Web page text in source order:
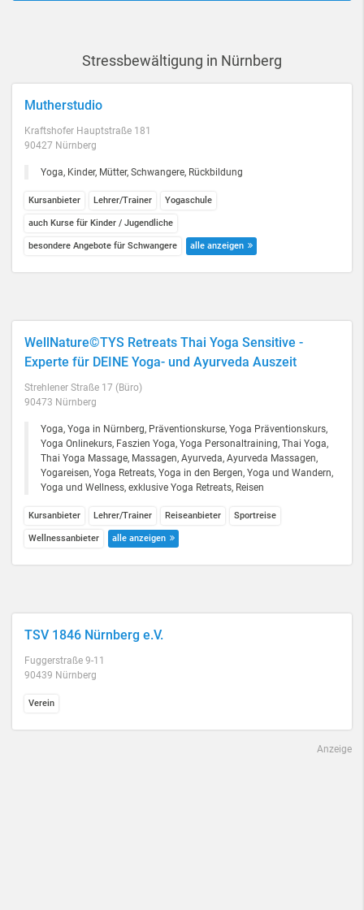
Stressbewältigung in Nürnberg
Mutherstudio
Kraftshofer Hauptstraße 181
90427 Nürnberg
Yoga, Kinder, Mütter, Schwangere, Rückbildung
Kursanbieter Lehrer/Trainer Yogaschule
auch Kurse für Kinder / Jugendliche
besondere Angebote für Schwangere alle anzeigen
WellNature©TYS Retreats Thai Yoga Sensitive -
Experte für DEINE Yoga- und Ayurveda Auszeit
Strehlener Straße 17 (Büro)
90473 Nürnberg
Yoga, Yoga in Nürnberg, Präventionskurse, Yoga Präventionskurs,
Yoga Onlinekurs, Faszien Yoga, Yoga Personaltraining, Thai Yoga,
Thai Yoga Massage, Massagen, Ayurveda, Ayurveda Massagen,
Yogareisen, Yoga Retreats, Yoga in den Bergen, Yoga und Wandern,
Yoga und Wellness, exklusive Yoga Retreats, Reisen
Kursanbieter Lehrer/Trainer Reiseanbieter Sportreise
Wellnessanbieter alle anzeigen
TSV 1846 Nürnberg e.V.
Fuggerstraße 9-11
90439 Nürnberg
Verein
Anzeige